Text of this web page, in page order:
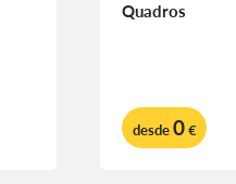
Quadros
desde0€